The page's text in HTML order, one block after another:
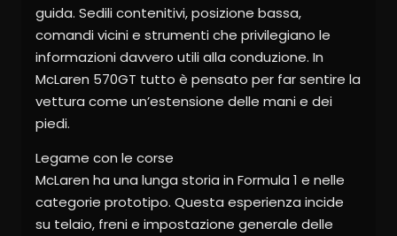
guida. Sedili contenitivi, posizione bassa,
comandi vicini e strumenti che privilegiano le
informazioni davvero utili alla conduzione. In
McLaren 570GT tutto è pensato per far sentire la
vettura come un’estensione delle mani e dei
piedi.
Legame con le corse
McLaren ha una lunga storia in Formula 1 e nelle
categorie prototipo. Questa esperienza incide
su telaio, freni e impostazione generale delle